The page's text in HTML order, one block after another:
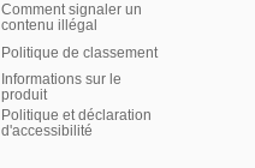
Comment signaler un
contenu illégal
Politique de classement
Informations sur le
produit
Politique et déclaration
d'accessibilité